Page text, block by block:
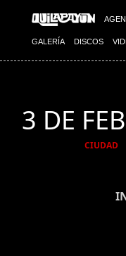
GALERÍA DISCOS
3 DE
CIUDAD